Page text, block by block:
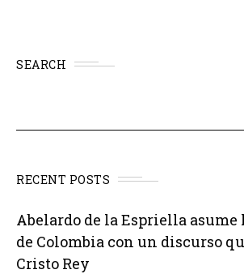
SEARCH
RECENT POSTS
Abelardo de la Espriella
de Colombia con un discurso
Cristo Rey